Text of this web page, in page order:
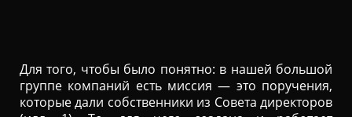
Для того, чтобы было понятно: в нашей большой
группе компаний есть миссия — это поручения,
которые дали собственники из Совета директоров